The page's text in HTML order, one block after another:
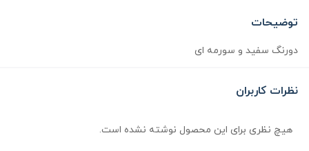
توضیحات
دو‌رنگ سفید و سورمه ای
نظرات کاربران
هیچ نظری برای این محصول نوشته نشده است.